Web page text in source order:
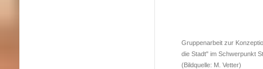
Gruppenarbeit zur
die Stadt" im Schwerpunkt
(Bildquelle: M. Vetter)